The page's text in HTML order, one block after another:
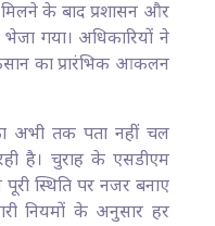
के बाद प्रशासन और
गया। अधिकारियों ने
का प्रारंभिक आकलन
अभी तक पता नहीं चल
है। चुराह के एसडीएम
स्थिति पर नजर बनाए
नियमों के अनुसार हर